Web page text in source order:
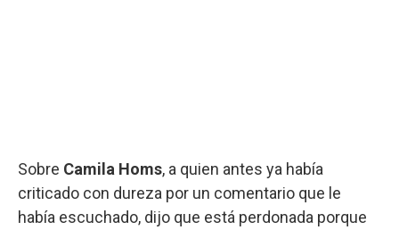
Sobre Camila Homs, a quien antes ya había
criticado con dureza por un comentario que le
había escuchado, dijo que está perdonada porque